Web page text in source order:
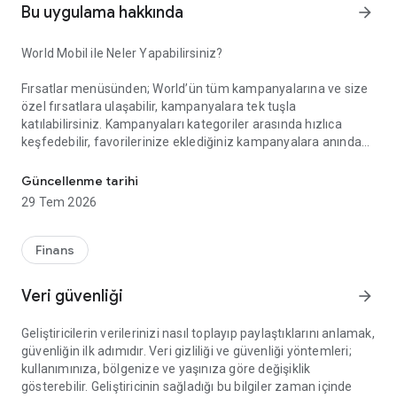
Bu uygulama hakkında arrow_forward
World Mobil ile Neler Yapabilirsiniz?
Fırsatlar menüsünden; World’ün tüm kampanyalarına ve size
özel fırsatlara ulaşabilir, kampanyalara tek tuşla
katılabilirsiniz. Kampanyaları kategoriler arasında hızlıca
keşfedebilir, favorilerinize eklediğiniz kampanyalara anında
aradığınız kampanyayı kolayca bulabilir, kampanya
katılımlarınızı, kazanım süreçlerinizi ve elde ettiğiniz puan ile
Kazandıklarım menüsünden; Kredi kartlarınız, TLcard’larınız
kazandığınız puan ve indirimleri görüntüleyebilir, harcadığınız
World Pay menüsünden; QR Kod ile Öde özelliği sayesinde
kart veya hesabınızdan zahmetsizce ödeme yapabilirsiniz.
Güncellenme tarihi
29 Tem 2026
Finans
Veri güvenliği arrow_forward
Geliştiricilerin verilerinizi nasıl toplayıp paylaştıklarını anlamak,
güvenliğin ilk adımıdır. Veri gizliliği ve güvenliği yöntemleri;
kullanımınıza, bölgenize ve yaşınıza göre değişiklik
gösterebilir. Geliştiricinin sağladığı bu bilgiler zaman içinde